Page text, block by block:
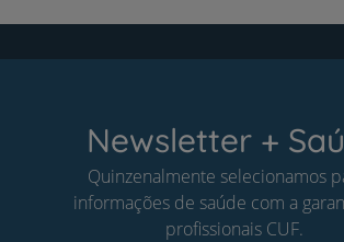
Newsletter +
Quinzenalmente selecionamos
informações de saúde com a
profissionais CUF.